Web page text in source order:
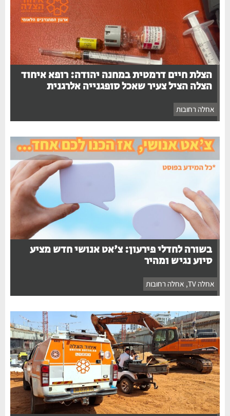
הצלת חיים דרמטית במחנה יהודה: רופא איחוד
הצלה הציל צעיר שאכל סופגנייה אלרגנית
אחלה רחובות
בשורה לחדלי פירעון: צ'אט אנושי חדש מציע
סיוע נגיש ומהיר
אחלה TV ,אחלה רחובות